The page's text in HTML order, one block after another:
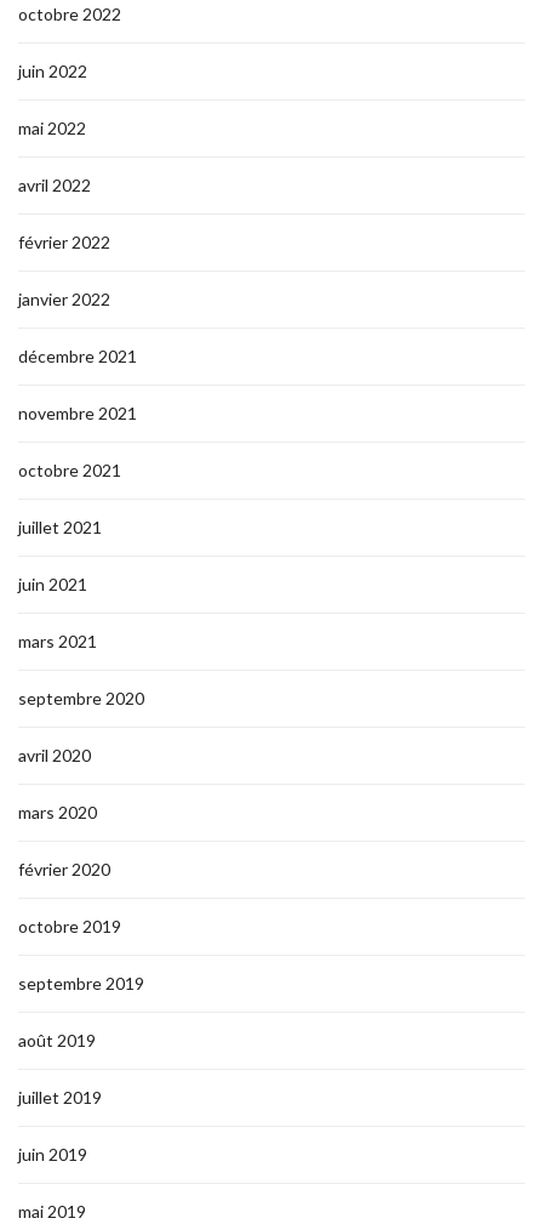
octobre 2022
juin 2022
mai 2022
avril 2022
février 2022
janvier 2022
décembre 2021
novembre 2021
octobre 2021
juillet 2021
juin 2021
mars 2021
septembre 2020
avril 2020
mars 2020
février 2020
octobre 2019
septembre 2019
août 2019
juillet 2019
juin 2019
mai 2019